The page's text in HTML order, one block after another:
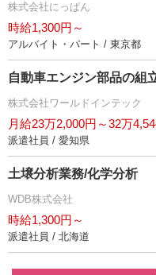
株式会社にっぱん
時給1,300円～
アルバイト・パート / 東京都
自動車エンジン部品の組
株式会社ワールドインテック
月給23万2,000円～32万
派遣社員 / 愛知県
土壌分析業務/化学分析
WDB株式会社
時給1,300円～
派遣社員 / 北海道